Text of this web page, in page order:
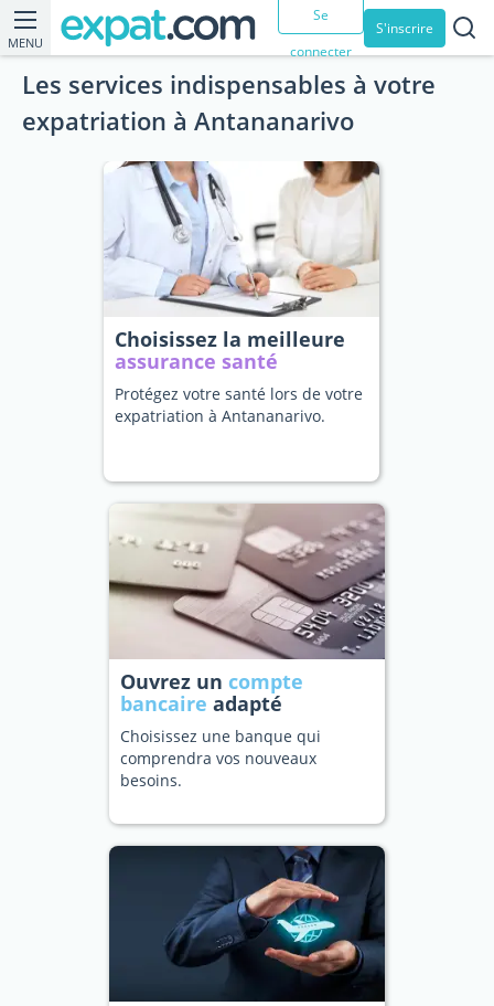
MENU
Se
connecter
S'inscrire
Les services indispensables à votre
expatriation à Antananarivo
Choisissez la meilleure
assurance santé
Protégez votre santé lors de votre
expatriation à Antananarivo.
Ouvrez un compte
bancaire adapté
Choisissez une banque qui
comprendra vos nouveaux
besoins.